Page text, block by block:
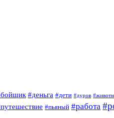
#деньга #дети #дуров
#пьяный #работа